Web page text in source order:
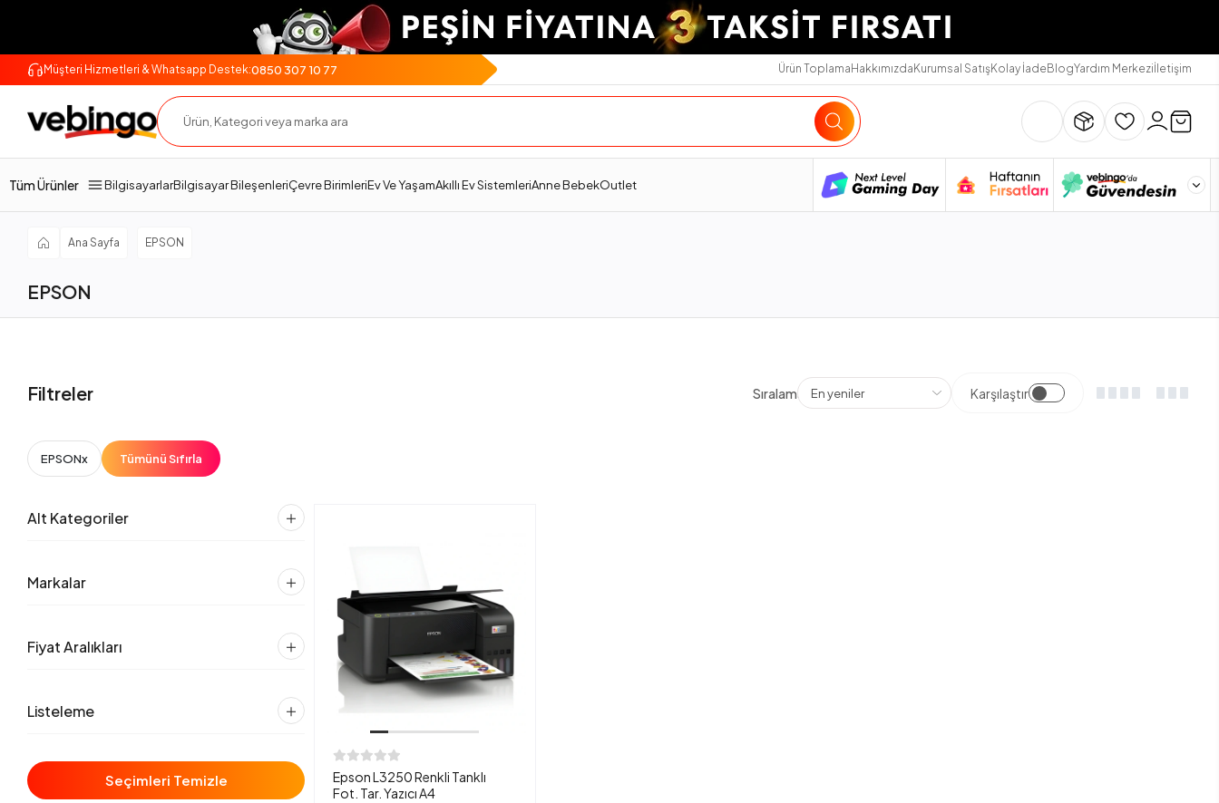
Müşteri Hizmetleri & Whatsapp Destek:0850 307 10 77 Ürün ToplamaHakkımızdaKurumsal SatışKolay İadeBlogYardım Merkeziİletişim
Tüm Ürünler BilgisayarlarBilgisayar BileşenleriÇevre BirimleriEv Ve YaşamAkıllı Ev SistemleriAnne BebekOutlet
Ana Sayfa EPSON
EPSON
Filtreler Sıralama Karşılaştır
EPSONx Tümünü Sıfırla
Alt Kategoriler
Markalar
Fiyat Aralıkları
Listeleme
Seçimleri Temizle
Epson L3250 Renkli Tanklı
Fot. Tar. Yazıcı A4